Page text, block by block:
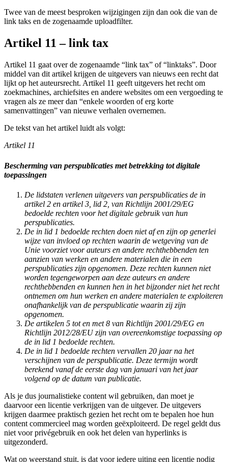
Twee van de meest besproken wijzigingen zijn dan ook die van de
link taks en de zogenaamde uploadfilter.
Artikel 11 – link tax
Artikel 11 gaat over de zogenaamde “link tax” of “linktaks”. Door
middel van dit artikel krijgen de uitgevers van nieuws een recht dat
lijkt op het auteursrecht. Artikel 11 geeft uitgevers het recht om
zoekmachines, archiefsites en andere websites om een vergoeding te
vragen als ze meer dan “enkele woorden of erg korte
samenvattingen” van nieuwe verhalen overnemen.
De tekst van het artikel luidt als volgt:
Artikel 11
Bescherming van perspublicaties met betrekking tot digitale
toepassingen
De lidstaten verlenen uitgevers van perspublicaties de in
artikel 2 en artikel 3, lid 2, van Richtlijn 2001/29/EG
bedoelde rechten voor het digitale gebruik van hun
perspublicaties.
De in lid 1 bedoelde rechten doen niet af en zijn op generlei
wijze van invloed op rechten waarin de wetgeving van de
Unie voorziet voor auteurs en andere rechthebbenden ten
aanzien van werken en andere materialen die in een
perspublicaties zijn opgenomen. Deze rechten kunnen niet
worden tegengeworpen aan deze auteurs en andere
rechthebbenden en kunnen hen in het bijzonder niet het recht
ontnemen om hun werken en andere materialen te exploiteren
onafhankelijk van de perspublicatie waarin zij zijn
opgenomen.
De artikelen 5 tot en met 8 van Richtlijn 2001/29/EG en
Richtlijn 2012/28/EU zijn van overeenkomstige toepassing op
de in lid 1 bedoelde rechten.
De in lid 1 bedoelde rechten vervallen 20 jaar na het
verschijnen van de perspublicatie. Deze termijn wordt
berekend vanaf de eerste dag van januari van het jaar
volgend op de datum van publicatie.
Als je dus journalistieke content wil gebruiken, dan moet je
daarvoor een licentie verkrijgen van de uitgever. De uitgevers
krijgen daarmee praktisch gezien het recht om te bepalen hoe hun
content commercieel mag worden geëxploiteerd. De regel geldt dus
niet voor privégebruik en ook het delen van hyperlinks is
uitgezonderd.
Wat op weerstand stuit, is dat voor iedere uiting een licentie nodig